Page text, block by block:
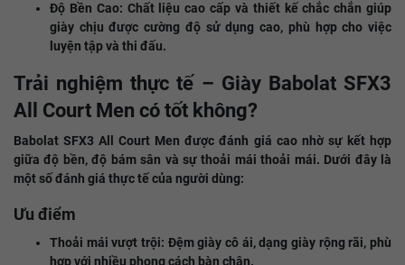
Độ Bền Cao: Chất liệu cao cấp và thiết kế chắc chắn giúp
giày chịu được cường độ sử dụng cao, phù hợp cho việc
luyện tập và thi đấu.
Trải nghiệm thực tế – Giày Babolat SFX3
All Court Men có tốt không?
Babolat SFX3 All Court Men được đánh giá cao nhờ sự kết hợp
giữa độ bền, độ bám sân và sự thoải mái thoải mái. Dưới đây là
một số đánh giá thực tế của người dùng:
Ưu điểm
Thoải mái vượt trội: Đệm giày cô ái, dạng giày rộng rãi, phù
hợp với nhiều phong cách bàn chân.